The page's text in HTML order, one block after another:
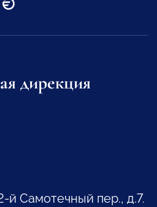
дирекция
й Самотечный пер., д.7.